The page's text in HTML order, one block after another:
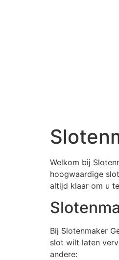
Welkom bij
hoogwaardige
altijd klaar om u
Bij Slotenmaker
slot wilt laten
andere: